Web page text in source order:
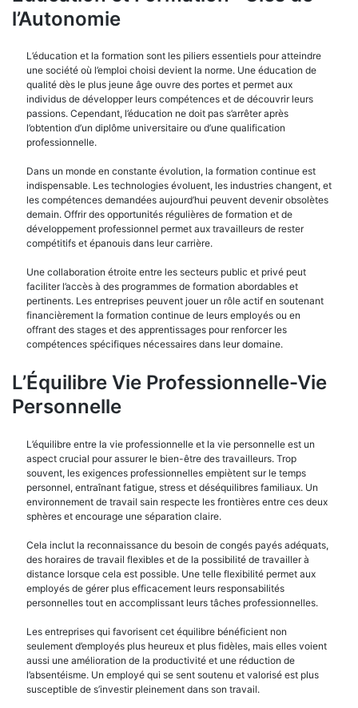
l’Autonomie
L’éducation et la formation sont les piliers essentiels pour atteindre
une société où l’emploi choisi devient la norme. Une éducation de
qualité dès le plus jeune âge ouvre des portes et permet aux
individus de développer leurs compétences et de découvrir leurs
passions. Cependant, l’éducation ne doit pas s’arrêter après
l’obtention d’un diplôme universitaire ou d’une qualification
professionnelle.
Dans un monde en constante évolution, la formation continue est
indispensable. Les technologies évoluent, les industries changent, et
les compétences demandées aujourd’hui peuvent devenir obsolètes
demain. Offrir des opportunités régulières de formation et de
développement professionnel permet aux travailleurs de rester
compétitifs et épanouis dans leur carrière.
Une collaboration étroite entre les secteurs public et privé peut
faciliter l’accès à des programmes de formation abordables et
pertinents. Les entreprises peuvent jouer un rôle actif en soutenant
financièrement la formation continue de leurs employés ou en
offrant des stages et des apprentissages pour renforcer les
compétences spécifiques nécessaires dans leur domaine.
L’Équilibre Vie Professionnelle-Vie
Personnelle
L’équilibre entre la vie professionnelle et la vie personnelle est un
aspect crucial pour assurer le bien-être des travailleurs. Trop
souvent, les exigences professionnelles empiètent sur le temps
personnel, entraînant fatigue, stress et déséquilibres familiaux. Un
environnement de travail sain respecte les frontières entre ces deux
sphères et encourage une séparation claire.
Cela inclut la reconnaissance du besoin de congés payés adéquats,
des horaires de travail flexibles et de la possibilité de travailler à
distance lorsque cela est possible. Une telle flexibilité permet aux
employés de gérer plus efficacement leurs responsabilités
personnelles tout en accomplissant leurs tâches professionnelles.
Les entreprises qui favorisent cet équilibre bénéficient non
seulement d’employés plus heureux et plus fidèles, mais elles voient
aussi une amélioration de la productivité et une réduction de
l’absentéisme. Un employé qui se sent soutenu et valorisé est plus
susceptible de s’investir pleinement dans son travail.